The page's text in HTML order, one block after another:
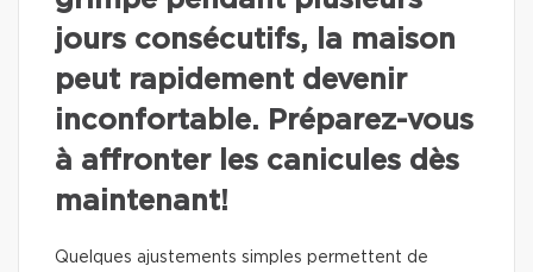
jours consécutifs, la maison
peut rapidement devenir
inconfortable. Préparez-vous
à affronter les canicules dès
maintenant!
Quelques ajustements simples permettent de